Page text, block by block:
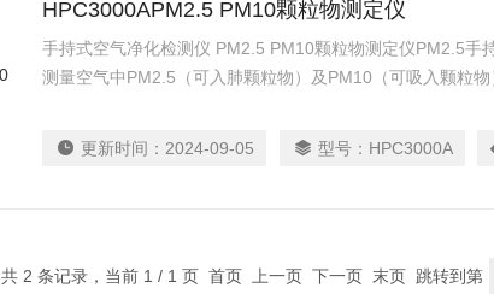
HPC3000APM2.5 PM10颗粒物测定仪
手持式空气净化检测仪 PM2.5 PM10颗粒物测定仪PM2.5手
测量空气中PM2.5（可入肺颗粒物）及PM10（可吸入颗粒
更新时间： 2024-09-05 型号： HPC3000A
共 2 条记录，当前 1 / 1 页 首页 上一页 下一页 末页 跳转到第